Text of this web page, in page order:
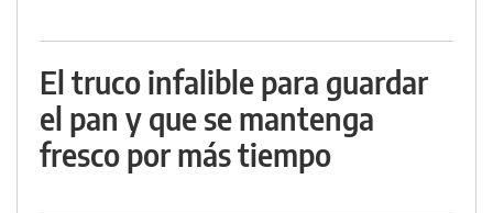
El truco infalible para guardar
el pan y que se mantenga
fresco por más tiempo